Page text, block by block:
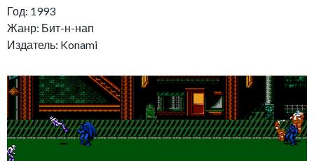
Год: 1993
Жанр: Бит-н-нап
Издатель: Konami